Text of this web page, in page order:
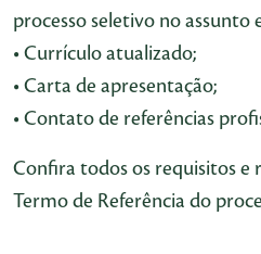
processo seletivo no assunto
• Currículo atualizado;
• Carta de apresentação;
• Contato de referências
Confira todos os requisitos e
Termo de Referência do